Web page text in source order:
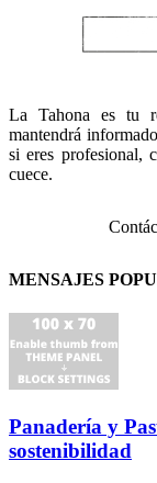
La Tahona es tu
mantendrá
si eres profesional,
cuece.
MENSAJES
Panadería y
sostenibilidad